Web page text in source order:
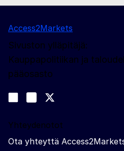
Access2Markets
Sivuston ylläpitäjä:
Kauppapolitiikan ja
pääosasto
Join us on LinkedIn
Trade-Off podcast
Yhteydenotot
Ota yhteyttä